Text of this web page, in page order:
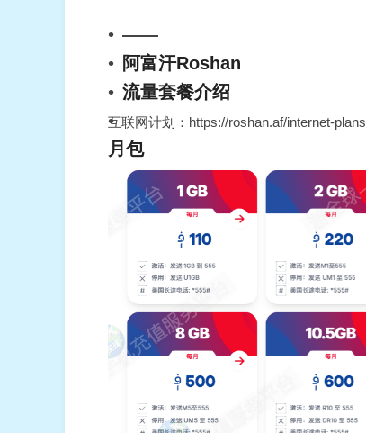
——
阿富汗Roshan
流量套餐介绍
互联网计划：https://roshan.af/internet-plans
月包